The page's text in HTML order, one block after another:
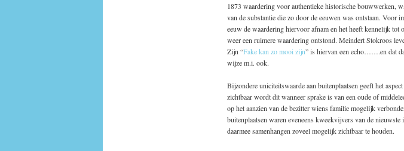
1873 waardering voor authentieke historische bouwwerken,
van de substantie die zo door de eeuwen was ontstaan. Voor
eeuw de waardering hiervoor afnam en het heeft kennelijk tot
weer een ruimere waardering ontstond. Meindert Stokroos
Zijn “Fake kan zo mooi zijn” is hiervan een echo…….en dat
wijze m.i. ook.
Bijzondere uniciteitswaarde aan buitenplaatsen geeft het
zichtbaar wordt dit wanneer sprake is van een oude of
op het aanzien van de bezitter wiens familie mogelijk
buitenplaatsen waren eveneens kweekvijvers van de
daarmee samenhangen zoveel mogelijk zichtbaar te houden.